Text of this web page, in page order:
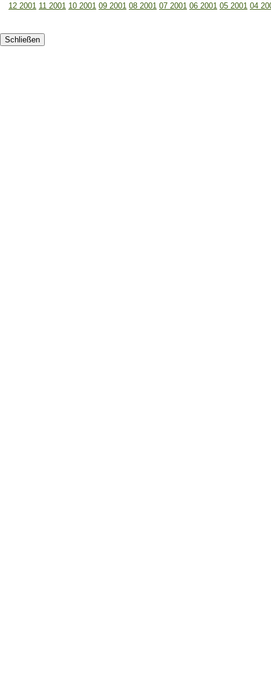
12 2001 11 2001 10 2001 09 2001 08 2001 07 2001 06 2001 05 2001 04